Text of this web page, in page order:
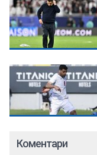
Коментари